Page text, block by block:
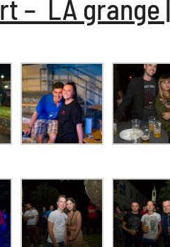
– LA grange